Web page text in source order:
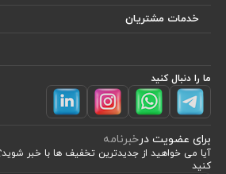
خدمات مشتریان
ما را دنبال کنید
برای عضویت درخبرنامه
آیا می خواهید از جدید‌ترین تخفیف‌ ها با‌ خبر
کنید